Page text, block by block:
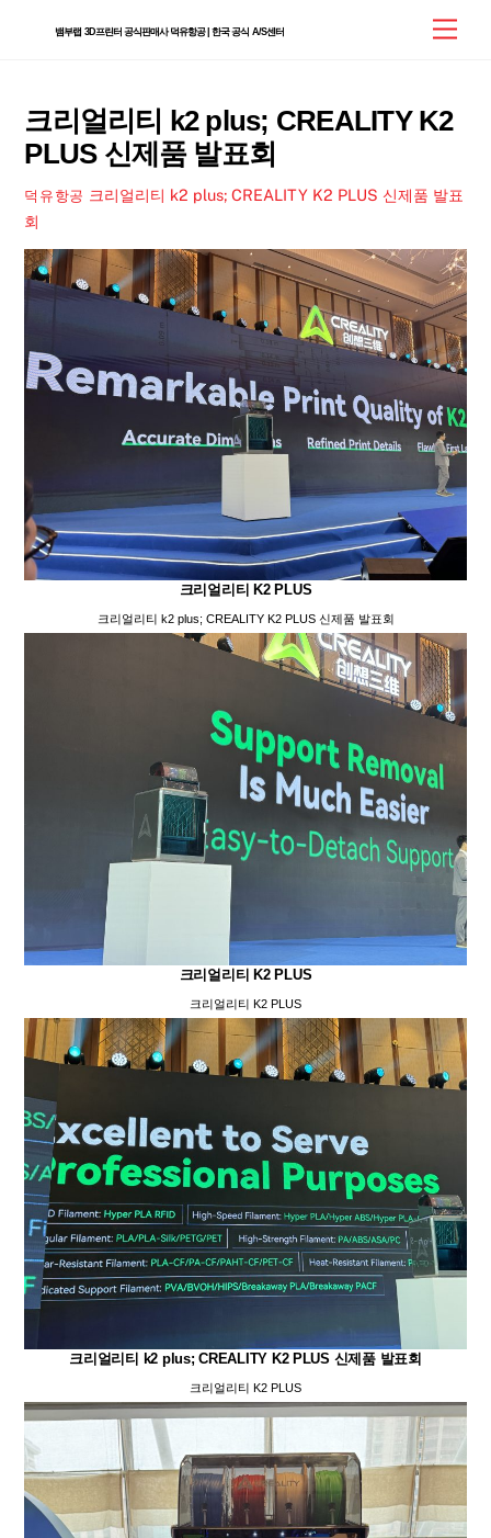
뱀부랩 3D프린터 공식판매사 덕유항공 | 한국 공식 A/S센터
크리얼리티 k2 plus; CREALITY K2
PLUS 신제품 발표회
덕유항공 크리얼리티 k2 plus; CREALITY K2 PLUS 신제품 발표
회
크리얼리티 K2 PLUS
크리얼리티 k2 plus; CREALITY K2 PLUS 신제품 발표회
크리얼리티 K2 PLUS
크리얼리티 K2 PLUS
크리얼리티 k2 plus; CREALITY K2 PLUS 신제품 발표회
크리얼리티 K2 PLUS